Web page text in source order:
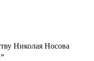
Николая Носова